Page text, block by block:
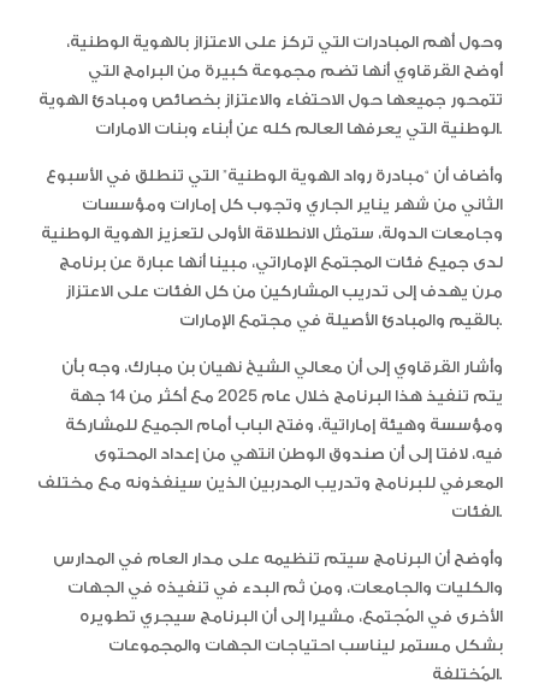
وحول أهم المبادرات التي تركز على الاعتزاز بالهوية الوطنية،
أوضح القرقاوي أنها تضم مجموعة كبيرة من البرامج التي
تتمحور جميعها حول الاحتفاء والاعتزاز بخصائص ومبادئ الهوية
الوطنية التي يعرفها العالم كله عن أبناء وبنات الامارات.
وأضاف أن “مبادرة رواد الهوية الوطنية” التي تنطلق في الأسبوع
الثاني من شهر يناير الجاري وتجوب كل إمارات ومؤسسات
وجامعات الدولة، ستمثل الانطلاقة الأولى لتعزيز الهوية الوطنية
لدى جميع فئات المجتمع الإماراتي، مبينا أنها عبارة عن برنامج
مرن يهدف إلى تدريب المشاركين من كل الفئات على الاعتزاز
بالقيم والمبادئ الأصيلة في مجتمع الإمارات.
وأشار القرقاوي إلى أن معالي الشيخ نهيان بن مبارك، وجه بأن
يتم تنفيذ هذا البرنامج خلال عام 2025 مع أكثر من 14 جهة
ومؤسسة وهيئة إماراتية، وفتح الباب أمام الجميع للمشاركة
فيه، لافتا إلى أن صندوق الوطن انتهي من إعداد المحتوى
المعرفي للبرنامج وتدريب المدربين الذين سينفذونه مع مختلف
الفئات.
وأوضح أن البرنامج سيتم تنظيمه على مدار العام في المدارس
والكليات والجامعات، ومن ثم البدء في تنفيذه في الجهات
الأخرى في المُجتمع، مشيرا إلى أن البرنامج سيجري تطويره
بشكل مستمر ليناسب احتياجات الجهات والمجموعات
المُختلفة.